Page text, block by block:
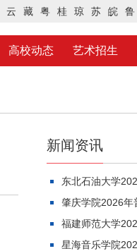
云 藏 粤 桂 琼 苏 皖 鲁
高校动态 艺术招生
新闻资讯
东北石油大学
肇庆学院2026年
福建师范大学
星海音乐学院